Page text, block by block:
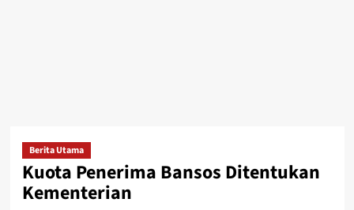
Berita Utama
Kuota Penerima Bansos Ditentukan
Kementerian